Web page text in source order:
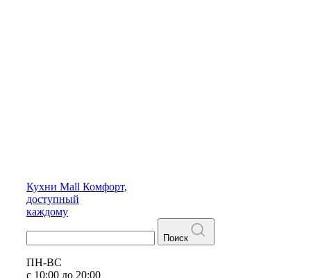
Кухни Mall Комфорт,
доступный
каждому
Поиск
ПН-ВС
с 10:00 до 20:00